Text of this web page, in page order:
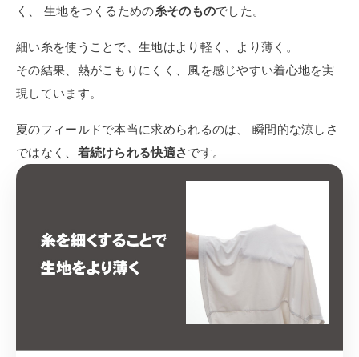
く、 生地をつくるための糸そのものでした。
細い糸を使うことで、生地はより軽く、より薄く。
その結果、熱がこもりにくく、風を感じやすい着心地を実
現しています。
夏のフィールドで本当に求められるのは、 瞬間的な涼しさ
ではなく、 着続けられる快適さです。